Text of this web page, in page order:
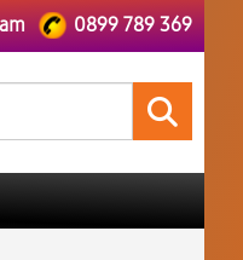
0899 789 369